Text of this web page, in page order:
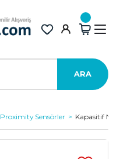
ARA
Proximity Sensörler Kapasitif